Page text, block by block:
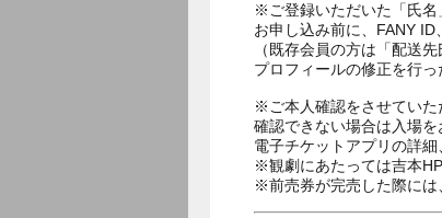
※ご登録いただいた「氏名
お申し込み前に、FANY
（既存会員の方は「配送
プロフィールの修正を行
※ご本人確認をさせていた
確認できない場合は入場を
電子チケットアプリの詳
※観劇にあたっては吉本
※前売券が完売した際には